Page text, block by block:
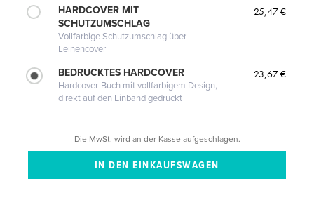
HARDCOVER MIT
SCHUTZUMSCHLAG
Vollfarbige Schutzumschlag über
Leinencover
25,47 €
BEDRUCKTES HARDCOVER
Hardcover-Buch mit vollfarbigem Design,
direkt auf den Einband gedruckt
23,67 €
Die MwSt. wird an der Kasse aufgeschlagen.